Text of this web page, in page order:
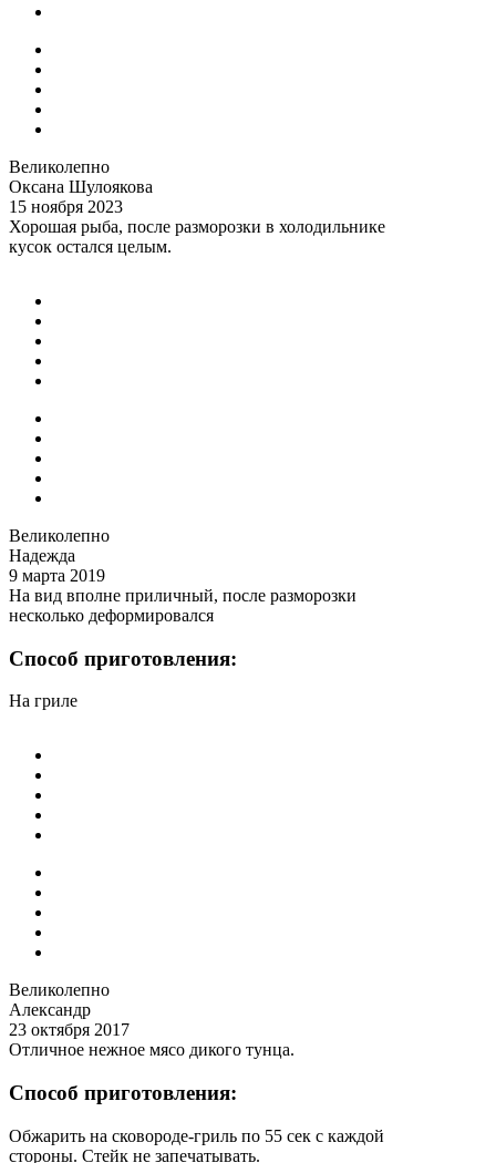
Великолепно
Оксана Шулоякова
15 ноября 2023
Хорошая рыба, после разморозки в холодильнике
кусок остался целым.
Великолепно
Надежда
9 марта 2019
На вид вполне приличный, после разморозки
несколько деформировался
Способ приготовления:
На гриле
Великолепно
Александр
23 октября 2017
Отличное нежное мясо дикого тунца.
Способ приготовления:
Обжарить на сковороде-гриль по 55 сек с каждой
стороны. Стейк не запечатывать.